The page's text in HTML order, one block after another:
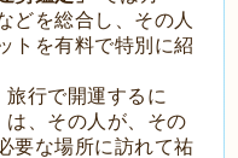
どを総合し、その人
トを有料で特別に紹
旅行で開運するに
は、その人が、その
要な場所に訪れて祐